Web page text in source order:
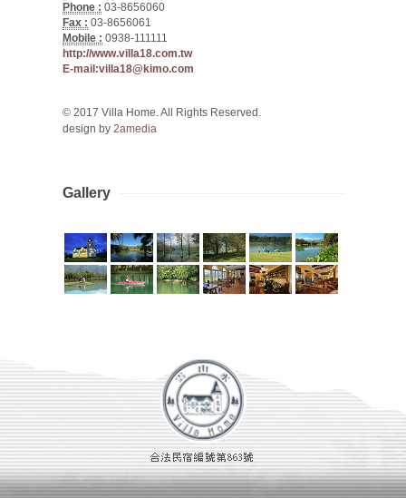
Phone : 03-8656060
Fax : 03-8656061
Mobile : 0938-111111
http://www.villa18.com.tw
E-mail:villa18@kimo.com
© 2017 Villa Home. All Rights Reserved.
design by 2amedia
Gallery